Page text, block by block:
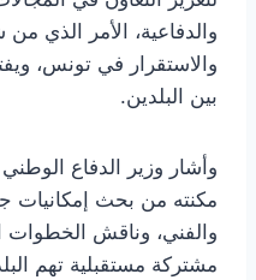
والدفاعية، الأمر الذي
والاستقرار في تونس،
بين البلدين.
وأشار وزير الدفاع
مكنته من بحث إمكانيات
والفني، وناقش الخطوات
مشتركة مستقبلية تهم